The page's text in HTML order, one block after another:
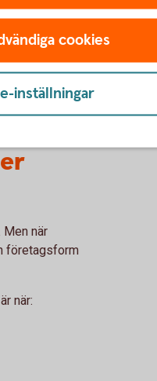
i stället
när
företagsform
när:
cookies
inställningar